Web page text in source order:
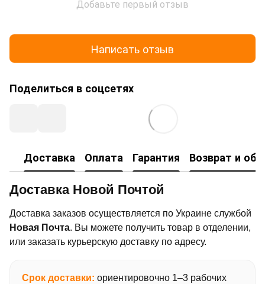
Добавьте первый отзыв
Написать отзыв
Поделиться в соцсетях
Доставка Оплата Гарантия Возврат и
Доставка Новой Почтой
Доставка заказов осуществляется по Украине службой
Новая Почта. Вы можете получить товар в отделении,
или заказать курьерскую доставку по адресу.
Срок доставки: ориентировочно 1–3 рабочих